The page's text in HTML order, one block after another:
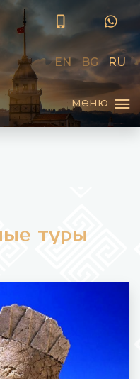
EN BG RU
туры